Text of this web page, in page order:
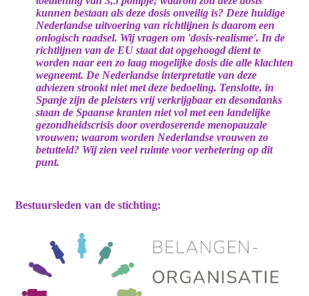
kunnen bestaan als deze dosis onveilig is? Deze huidige
Nederlandse uitvoering van richtlijnen is daarom een
onlogisch raadsel. Wij vragen om 'dosis-realisme'. In de
richtlijnen van de EU staat dat opgehoogd dient te
worden naar een zo laag mogelijke dosis die alle klachten
wegneemt. De Nederlandse interpretatie van deze
adviezen strookt niet met deze bedoeling. Tenslotte, in
Spanje zijn de pleisters vrij verkrijgbaar en desondanks
staan de Spaanse kranten niet vol met een landelijke
gezondheidscrisis door overdoserende menopauzale
vrouwen; waarom worden Nederlandse vrouwen zo
betutteld? Wij zien veel ruimte voor verbetering op dit
punt.
Bestuursleden van de stichting: